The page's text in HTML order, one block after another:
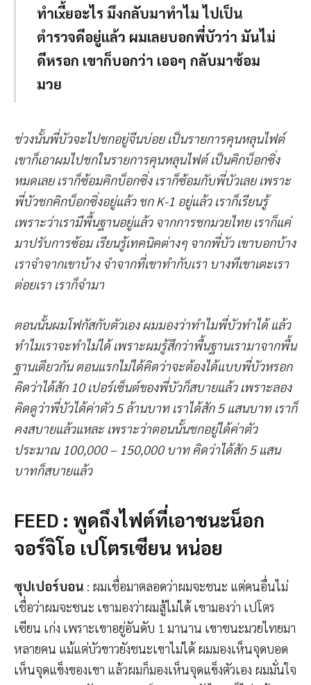
ทำเxี้ยอะไร มึงกลับมาทำไม ไปเป็น
ตำรวจดีอยู่แล้ว ผมเลยบอกพี่บัวว่า มันไม่
ดีหรอก เขาก็บอกว่า เออๆ กลับมาซ้อม
มวย
ช่วงนั้นพี่บัวจะไปชกอยู่จีนบ่อย เป็นรายการคุนหลุนไฟต์
เขาก็เอาผมไปชกในรายการคุนหลุนไฟต์ เป็นคิกบ็อกซิ่ง
หมดเลย เราก็ซ้อมคิกบ็อกซิ่ง เราก็ซ้อมกับพี่บัวเลย เพราะ
พี่บัวชกคิกบ็อกซิ่งอยู่แล้ว ชก K-1 อยู่แล้ว เราก็เรียนรู้
เพราะว่าเรามีพื้นฐานอยู่แล้ว จากการชกมวยไทย เราก็แค่
มาปรับการซ้อม เรียนรู้เทคนิคต่างๆ จากพี่บัว เขาบอกบ้าง
เราจำจากเขาบ้าง จำจากที่เขาทำกับเรา บางทีเขาเตะเรา
ต่อยเรา เราก็จำมา
ตอนนั้นผมโฟกัสกับตัวเอง ผมมองว่าทำไมพี่บัวทำได้ แล้ว
ทำไมเราจะทำไม่ได้ เพราะผมรู้สึกว่าพื้นฐานเรามาจากพื้น
ฐานเดียวกัน ตอนแรกไม่ได้คิดว่าจะต้องได้แบบพี่บัวหรอก
คิดว่าได้สัก 10 เปอร์เซ็นต์ของพี่บัวก็สบายแล้ว เพราะลอง
คิดดูว่าพี่บัวได้ค่าตัว 5 ล้านบาท เราได้สัก 5 แสนบาท เราก็
คงสบายแล้วแหละ เพราะว่าตอนนั้นชกอยู่ได้ค่าตัว
ประมาณ 100,000 – 150,000 บาท คิดว่าได้สัก 5 แสน
บาทก็สบายแล้ว
FEED : พูดถึงไฟต์ที่เอาชนะน็อก
จอร์จิโอ เปโตรเซียน หน่อย
ซุปเปอร์บอน : ผมเชื่อมาตลอดว่าผมจะชนะ แต่คนอื่นไม่
เชื่อว่าผมจะชนะ เขามองว่าผมสู้ไม่ได้ เขามองว่า เปโตร
เซียน เก่ง เพราะเขาอยู่อันดับ 1 มานาน เขาชนะมวยไทยมา
หลายคน แม้แต่บัวขาวยังชนะเขาไม่ได้ ผมมองเห็นจุดบอด
เห็นจุดแข็งของเขา แล้วผมก็มองเห็นจุดแข็งตัวเอง ผมมั่นใจ